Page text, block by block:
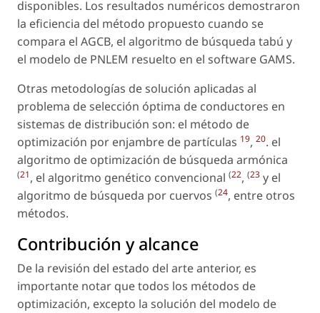
disponibles. Los resultados numéricos demostraron
la eficiencia del método propuesto cuando se
compara el AGCB, el algoritmo de búsqueda tabú y
el modelo de PNLEM resuelto en el software GAMS.
Otras metodologías de solución aplicadas al
problema de selección óptima de conductores en
sistemas de distribución son: el método de
optimización por enjambre de partículas 19, 20. el
algoritmo de optimización de búsqueda armónica
(21, el algoritmo genético convencional (22, (23 y el
algoritmo de búsqueda por cuervos (24, entre otros
métodos.
Contribución y alcance
De la revisión del estado del arte anterior, es
importante notar que todos los métodos de
optimización, excepto la solución del modelo de